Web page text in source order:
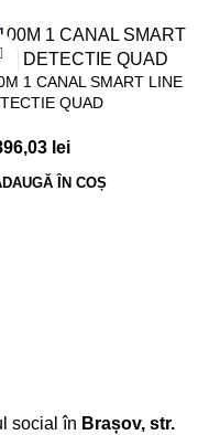
1 CANAL SMART LINE
QUAD
lei
ÎN COȘ
social în Brașov, str.